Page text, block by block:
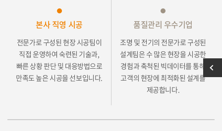
본사 직영 시공
전문가로 구성된 현장 시공팀이
직접 운영하여 숙련된 기술과,
빠른 상황 판단 및 대응방법으로
만족도 높은 시공을 선보입니다.
품질관리 우수기업
조명 및 전기의 전문가로 구성된
설계팀은 수 많은 현장을 시공한
경험과 축척된 빅데이터를 통해
고객의 현장에 최적화된 설계를
제공합니다.